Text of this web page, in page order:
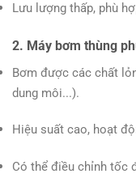
Lưu lượng thấp, phù
2. Máy bơm thùng
Bơm được các chất
dung môi...).
Hiệu suất cao, hoạt
Có thể điều chỉnh tốc